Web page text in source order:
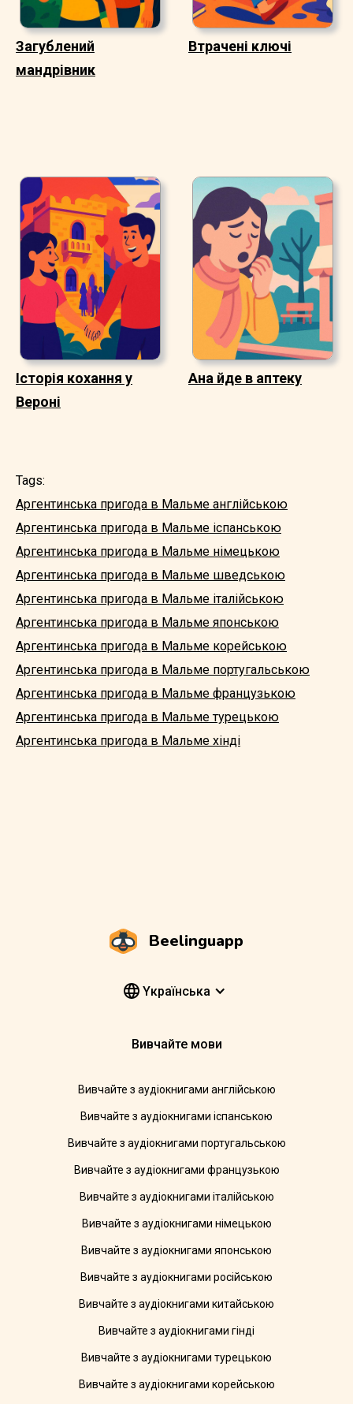
Загублений
мандрівник
Втрачені ключі
Історія кохання у
Вероні
Ана йде в аптеку
Tags:
Аргентинська пригода в Мальме англійською
Аргентинська пригода в Мальме іспанською
Аргентинська пригода в Мальме німецькою
Аргентинська пригода в Мальме шведською
Аргентинська пригода в Мальме італійською
Аргентинська пригода в Мальме японською
Аргентинська пригода в Мальме корейською
Аргентинська пригода в Мальме португальською
Аргентинська пригода в Мальме французькою
Аргентинська пригода в Мальме турецькою
Аргентинська пригода в Мальме хінді
Beelinguapp
Yкраїнська
Вивчайте мови
Вивчайте з аудіокнигами англійською
Вивчайте з аудіокнигами іспанською
Вивчайте з аудіокнигами португальською
Вивчайте з аудіокнигами французькою
Вивчайте з аудіокнигами італійською
Вивчайте з аудіокнигами німецькою
Вивчайте з аудіокнигами японською
Вивчайте з аудіокнигами російською
Вивчайте з аудіокнигами китайською
Вивчайте з аудіокнигами гінді
Вивчайте з аудіокнигами турецькою
Вивчайте з аудіокнигами корейською